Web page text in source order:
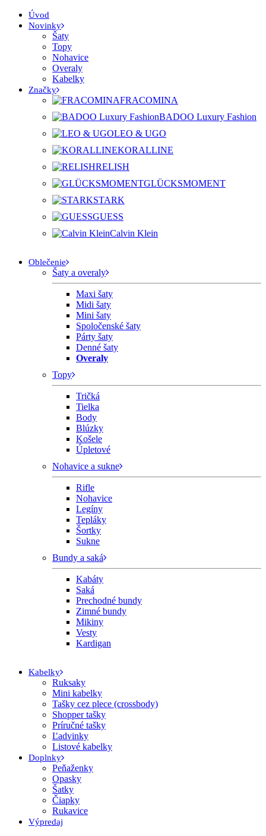
Úvod
Novinky
Šaty
Topy
Nohavice
Overaly
Kabelky
Značky
FRACOMINA
BADOO Luxury Fashion
LEO & UGO
KORALLINE
RELISH
GLÜCKSMOMENT
STARK
GUESS
Calvin Klein
Oblečenie
Šaty a overaly
Maxi šaty
Midi šaty
Mini šaty
Spoločenské šaty
Párty šaty
Denné šaty
Overaly
Topy
Tričká
Tielka
Body
Blúzky
Košele
Úpletové
Nohavice a sukne
Rifle
Nohavice
Legíny
Tepláky
Šortky
Sukne
Bundy a saká
Kabáty
Saká
Prechodné bundy
Zimné bundy
Mikiny
Vesty
Kardigan
Kabelky
Ruksaky
Mini kabelky
Tašky cez plece (crossbody)
Shopper tašky
Príručné tašky
Ľadvinky
Listové kabelky
Doplnky
Peňaženky
Opasky
Šatky
Čiapky
Rukavice
Výpredaj